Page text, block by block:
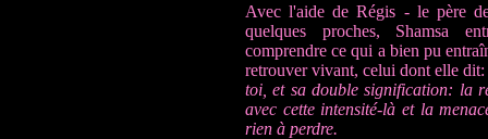
Avec l'aide de Régis - le père
quelques proches, Shamsa
comprendre ce qui a bien pu
retrouver vivant, celui dont elle
toi, et sa double signification: la
avec cette intensité-là et la
rien à perdre.